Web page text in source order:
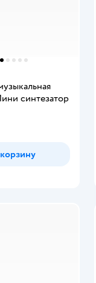
синтезатор